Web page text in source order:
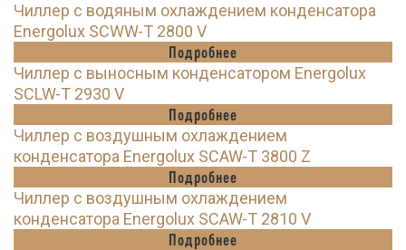
Чиллер с водяным охлаждением конденсатора
Energolux SCWW-T 2800 V
Подробнее
Чиллер с выносным конденсатором Energolux
SCLW-T 2930 V
Подробнее
Чиллер с воздушным охлаждением
конденсатора Energolux SCAW-T 3800 Z
Подробнее
Чиллер с воздушным охлаждением
конденсатора Energolux SCAW-T 2810 V
Подробнее